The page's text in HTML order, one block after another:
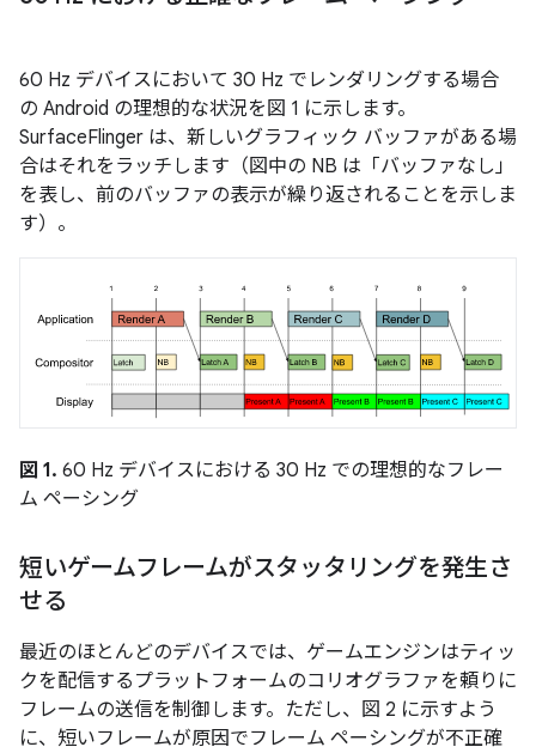
60 Hz デバイスにおいて 30 Hz でレンダリングする場合
の Android の理想的な状況を図 1 に示します。
SurfaceFlinger は、新しいグラフィック バッファがある場
合はそれをラッチします（図中の NB は「バッファなし」
を表し、前のバッファの表示が繰り返されることを示しま
す）。
図 1. 60 Hz デバイスにおける 30 Hz での理想的なフレー
ム ペーシング
短いゲームフレームがスタッタリングを発生さ
せる
最近のほとんどのデバイスでは、ゲームエンジンはティッ
クを配信するプラットフォームのコリオグラファを頼りに
フレームの送信を制御します。ただし、図 2 に示すよう
に、短いフレームが原因でフレーム ペーシングが不正確